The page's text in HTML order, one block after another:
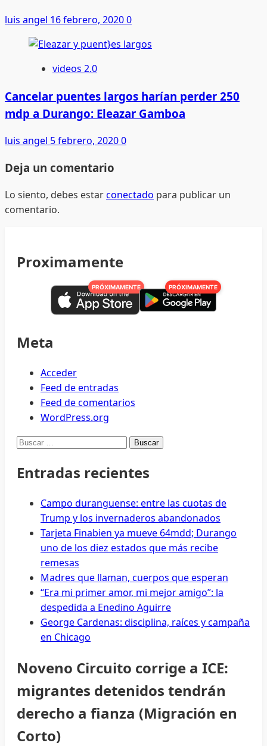
luis angel 16 febrero, 20200
videos 2.0
Cancelar puentes largos harían perder 250
mdp a Durango: Eleazar Gamboa
luis angel 5 febrero, 20200
Deja un comentario
Lo siento, debes estarconectado para publicar un
comentario.
Proximamente
PRÓXIMAMENTE PRÓXIMAMENTE
Meta
Acceder
Feed de entradas
Feed de comentarios
WordPress.org
Buscar:
Entradas recientes
Campo duranguense: entre las cuotas de
Trump y los invernaderos abandonados
Tarjeta Finabien ya mueve 64mdd; Durango
uno de los diez estados que más recibe
remesas
Madres que llaman, cuerpos que esperan
“Era mi primer amor, mi mejor amigo”: la
despedida a Enedino Aguirre
George Cardenas: disciplina, raíces y campaña
en Chicago
Noveno Circuito corrige a ICE:
migrantes detenidos tendrán
derecho a fianza (Migración en
Corto)